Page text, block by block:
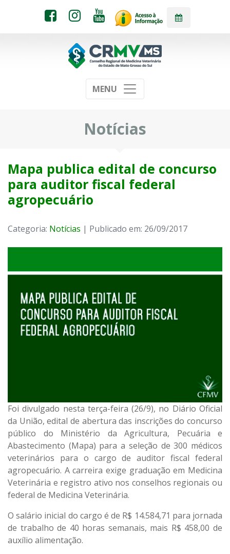
MENU
Notícias
Mapa publica edital de concurso
para auditor fiscal federal
agropecuário
Categoria: Notícias | Publicado em: 26/09/2017
Foi divulgado nesta terça-feira (26/9), no Diário Oficial
da União, edital de abertura das inscrições do concurso
público do Ministério da Agricultura, Pecuária e
Abastecimento (Mapa) para a seleção de 300 médicos
veterinários para o cargo de auditor fiscal federal
agropecuário. A carreira exige graduação em Medicina
Veterinária e registro ativo nos conselhos regionais ou
federal de Medicina Veterinária.
O salário inicial do cargo é de R$ 14.584,71 para jornada
de trabalho de 40 horas semanais, mais R$ 458,00 de
auxílio alimentação.